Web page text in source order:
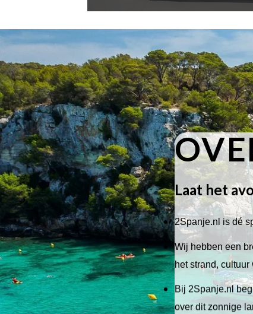
Laat het
2Spanje.nl is dé
Wij hebben een
het strand,
Bij 2Spanje.nl
over dit zonnige